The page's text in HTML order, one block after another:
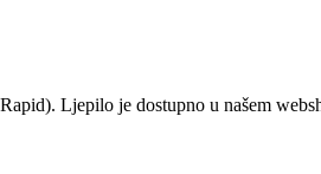
Ljepilo je dostupno u našem